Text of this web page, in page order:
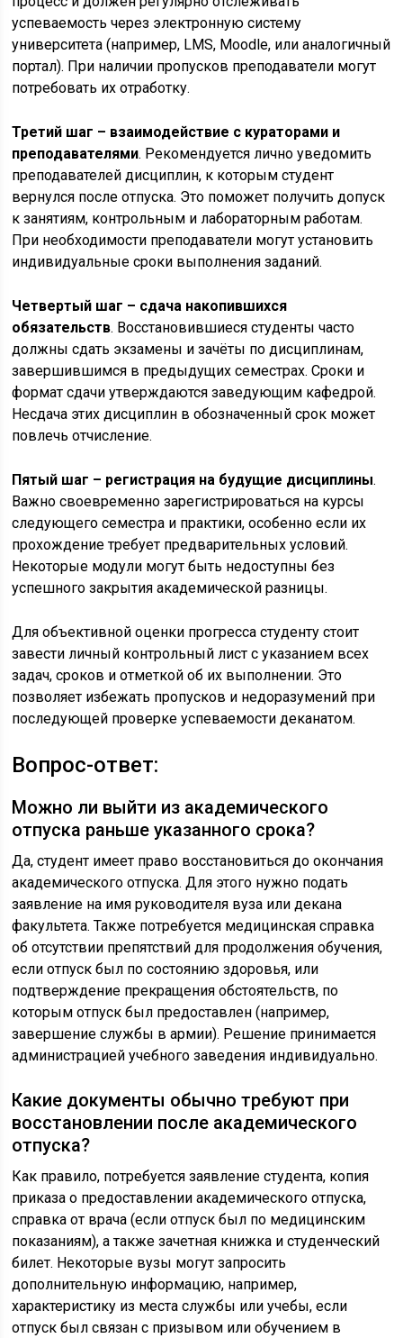
успеваемость через электронную систему
университета (например, LMS, Moodle, или аналогичный
портал). При наличии пропусков преподаватели могут
потребовать их отработку.
Третий шаг – взаимодействие с кураторами и
преподавателями. Рекомендуется лично уведомить
преподавателей дисциплин, к которым студент
вернулся после отпуска. Это поможет получить допуск
к занятиям, контрольным и лабораторным работам.
При необходимости преподаватели могут установить
индивидуальные сроки выполнения заданий.
Четвертый шаг – сдача накопившихся
обязательств. Восстановившиеся студенты часто
должны сдать экзамены и зачёты по дисциплинам,
завершившимся в предыдущих семестрах. Сроки и
формат сдачи утверждаются заведующим кафедрой.
Несдача этих дисциплин в обозначенный срок может
повлечь отчисление.
Пятый шаг – регистрация на будущие дисциплины.
Важно своевременно зарегистрироваться на курсы
следующего семестра и практики, особенно если их
прохождение требует предварительных условий.
Некоторые модули могут быть недоступны без
успешного закрытия академической разницы.
Для объективной оценки прогресса студенту стоит
завести личный контрольный лист с указанием всех
задач, сроков и отметкой об их выполнении. Это
позволяет избежать пропусков и недоразумений при
последующей проверке успеваемости деканатом.
Вопрос-ответ:
Можно ли выйти из академического
отпуска раньше указанного срока?
Да, студент имеет право восстановиться до окончания
академического отпуска. Для этого нужно подать
заявление на имя руководителя вуза или декана
факультета. Также потребуется медицинская справка
об отсутствии препятствий для продолжения обучения,
если отпуск был по состоянию здоровья, или
подтверждение прекращения обстоятельств, по
которым отпуск был предоставлен (например,
завершение службы в армии). Решение принимается
администрацией учебного заведения индивидуально.
Какие документы обычно требуют при
восстановлении после академического
отпуска?
Как правило, потребуется заявление студента, копия
приказа о предоставлении академического отпуска,
справка от врача (если отпуск был по медицинским
показаниям), а также зачетная книжка и студенческий
билет. Некоторые вузы могут запросить
дополнительную информацию, например,
характеристику из места службы или учебы, если
отпуск был связан с призывом или обучением в